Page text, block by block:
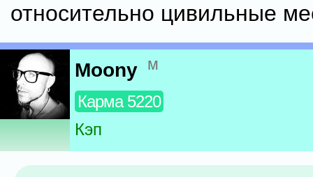
относительно цивильные
Moony м
Карма 5220
Кэп